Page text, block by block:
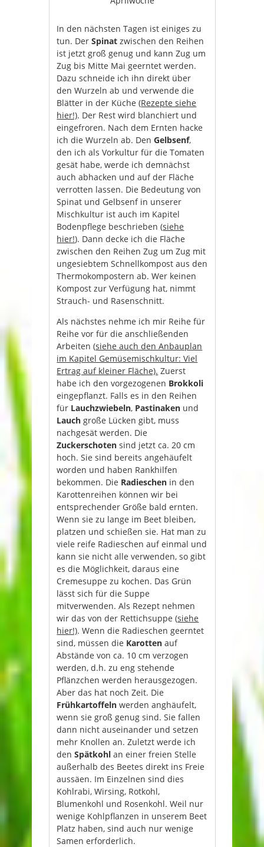
In den nächsten Tagen ist einiges zu
tun. DerSpinat zwischen den Reihen
ist jetzt groß genug und kann Zug um
Zug bis Mitte Mai geerntet werden.
Dazu schneide ich ihn direkt über
den Wurzeln ab und verwende die
Blätter in der Küche (Rezepte siehe
hier!). Der Rest wird blanchiert und
eingefroren. Nach dem Ernten hacke
ich die Wurzeln ab. DenGelbsenf,
den ich als Vorkultur für die Tomaten
gesät habe, werde ich demnächst
auch abhacken und auf der Fläche
verrotten lassen. Die Bedeutung von
Spinat und Gelbsenf in unserer
Mischkultur ist auch im Kapitel
Bodenpflege beschrieben (siehe
hier!). Dann decke ich die Fläche
zwischen den Reihen Zug um Zug mit
ungesiebtem Schnellkompost aus den
Thermokompostern ab. Wer keinen
Kompost zur Verfügung hat, nimmt
Strauch- und Rasenschnitt.
Als nächstes nehme ich mir Reihe für
Reihe vor für die anschließenden
Arbeiten (siehe auch den Anbauplan
im Kapitel Gemüsemischkultur: Viel
Ertrag auf kleiner Fläche). Zuerst
habe ich den vorgezogenen Brokkoli
eingepflanzt. Falls es in den Reihen
für Lauchzwiebeln, Pastinaken und
Lauch große Lücken gibt, muss
nachgesät werden. Die
Zuckerschoten sind jetzt ca. 20 cm
hoch. Sie sind bereits angehäufelt
worden und haben Rankhilfen
bekommen. Die Radieschen in den
Karottenreihen können wir bei
entsprechender Größe bald ernten.
Wenn sie zu lange im Beet bleiben,
platzen und schießen sie. Hat man zu
viele reife Radieschen auf einmal und
kann sie nicht alle verwenden, so gibt
es die Möglichkeit, daraus eine
Cremesuppe zu kochen. Das Grün
lässt sich für die Suppe
mitverwenden. Als Rezept nehmen
wir das von der Rettichsuppe (siehe
hier!). Wenn die Radieschen geerntet
sind, müssen die Karotten auf
Abstände von ca. 10 cm verzogen
werden, d.h. zu eng stehende
Pflänzchen werden herausgezogen.
Aber das hat noch Zeit. Die
Frühkartoffeln werden anghäufelt,
wenn sie groß genug sind. Sie fallen
dann nicht auseinander und setzen
mehr Knollen an. Zuletzt werde ich
denSpätkohl an einer freien Stelle
außerhalb des Beetes direkt ins Freie
aussäen. Im Einzelnen sind dies
Kohlrabi, Wirsing, Rotkohl,
Blumenkohl und Rosenkohl. Weil nur
wenige Kohlpflanzen in unserem Beet
Platz haben, sind auch nur wenige
Samen erforderlich.